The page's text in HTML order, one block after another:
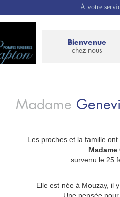
À votre
Bienvenue
chez nous
Madame
Les proches et la famille
Madame
survenu le 25
Elle est née à Mouzay, il